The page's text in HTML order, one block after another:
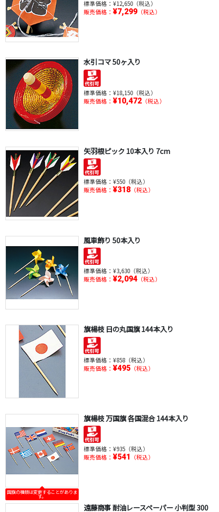
標準価格： ¥12,650（税込）
販売価格： ¥7,299（税込）
水引コマ 50ヶ入り
標準価格： ¥18,150（税込）
販売価格： ¥10,472（税込）
矢羽根ピック 10本入り 7cm
標準価格： ¥550（税込）
販売価格： ¥318（税込）
風車飾り 50本入り
標準価格： ¥3,630（税込）
販売価格： ¥2,094（税込）
旗楊枝 日の丸国旗 144本入り
標準価格： ¥858（税込）
販売価格： ¥495（税込）
国旗の種類は変更することがありま
す。
旗楊枝 万国旗 各国混合 144本入り
標準価格： ¥935（税込）
販売価格： ¥541 （税込）
遠藤商事 耐油レースペーパー 小判型 300